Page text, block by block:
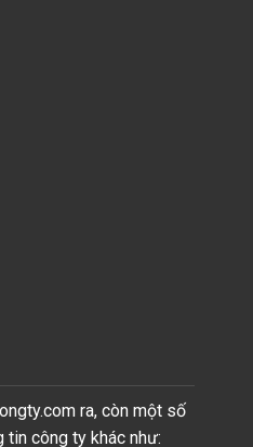
ra, còn một số
tin công ty khác như: